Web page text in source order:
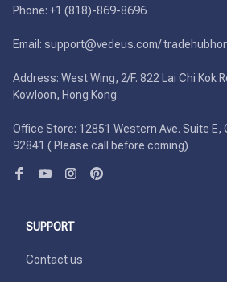
Phone: +1 (818)-869-8696
Email: support@vedeus.com/
Address: West Wing, 2/F. 822 Lai Chi Kok
Kowloon, Hong Kong
Office Store: 12851 Western Ave. Suite E,
92841 ( Please call before coming)
SUPPORT
Contact us